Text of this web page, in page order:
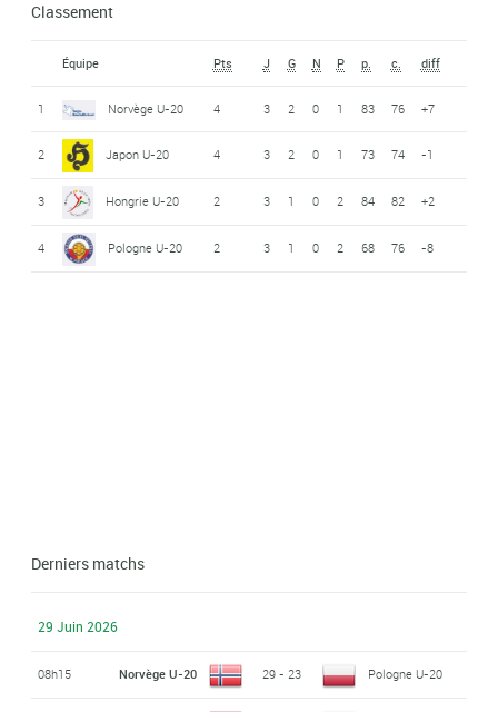
Classement
Équipe Pts J G N P p. c. diff
1 Norvège U-20 4 3 2 0 1 83 76 +7
2 Japon U-20 4 3 2 0 1 73 74 -1
3 Hongrie U-20 2 3 1 0 2 84 82 +2
4 Pologne U-20 2 3 1 0 2 68 76 -8
Derniers matchs
29 Juin 2026
08h15 Norvège U-20 29 - 23 Pologne U-20